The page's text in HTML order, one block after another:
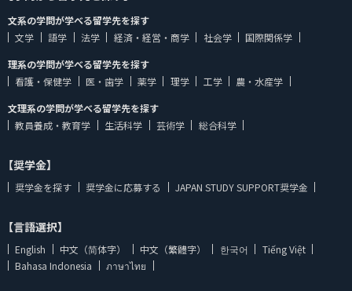
文系の学問が学べる留学先を探す
文学
語学 法学 経済・経営・商学 社会学
国際関係学
理系の学問が学べる留学先を探す
看護・保健学
医・歯学 薬学 理学 工学
農・水産学
文理系の学問が学べる留学先を探す
教員養成・教育学
生活科学 芸術学 総合科学
【奨学金】
奨学金を探す 奨学金に応募する JAPAN STUDY SUPPORT奨学金
【言語選択】
English 中文（简体字） 中文（繁體字） 한국어
Tiếng Việt
Bahasa Indonesia
ภาษาไทย